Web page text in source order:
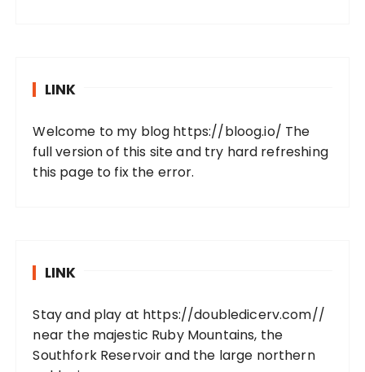
LINK
Welcome to my blog https://bloog.io/ The
full version of this site and try hard refreshing
this page to fix the error.
LINK
Stay and play at https://doubledicerv.com//
near the majestic Ruby Mountains, the
Southfork Reservoir and the large northern